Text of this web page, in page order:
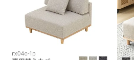
規